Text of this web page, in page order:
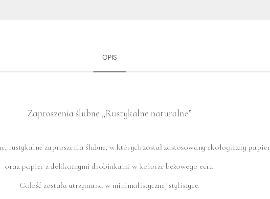
OPIS
Zaproszenia ślubne „Rustykalne naturalne”
rustykalne zaproszenia ślubne, w których został zastosowany ekologiczny papier
oraz papier z delikatnymi drobinkami w kolorze beżowego ecru.
Całość została utrzymana w minimalistycznej stylistyce.